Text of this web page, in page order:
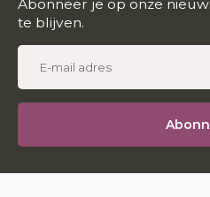
Abonneer je op onze
te blijven.